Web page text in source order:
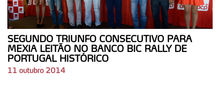
disponibilizados.
Consulte a política de cookies do site.
SEGUNDO TRIUNFO CONSECUTIVO PARA
MEXIA LEITÃO NO BANCO BIC RALLY DE
PORTUGAL HISTÓRICO
11 outubro 2014